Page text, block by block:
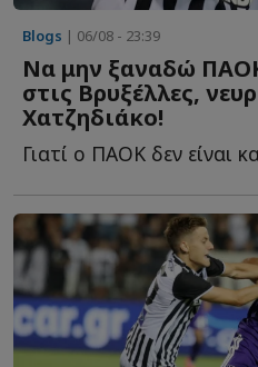
Blogs | 06/08 - 23:39
Να μην ξαναδώ
στις Βρυξέλλες,
Χατζηδιάκο!